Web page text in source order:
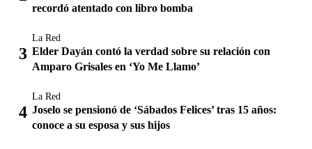
recordó atentado con libro bomba
La Red
Elder Dayán contó la verdad sobre su relación con
Amparo Grisales en ‘Yo Me Llamo’
La Red
Joselo se pensionó de ‘Sábados Felices’ tras 15 años:
conoce a su esposa y sus hijos